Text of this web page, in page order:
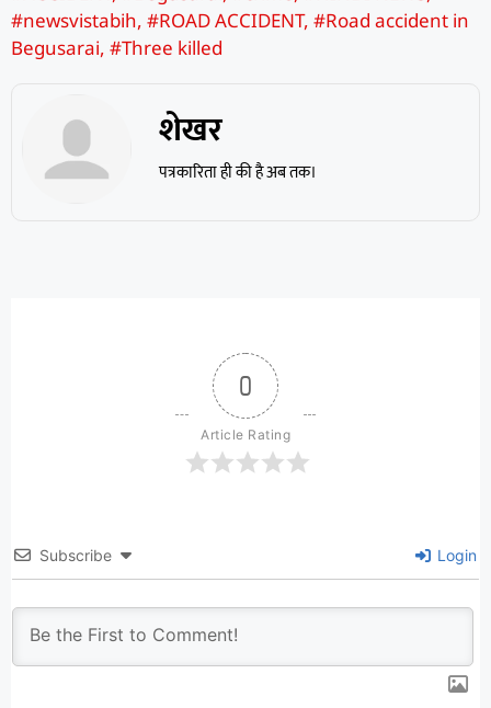
#newsvistabih, #ROAD ACCIDENT, #Road accident in
Begusarai, #Three killed
शेखर
पत्रकारिता ही की है अब तक।
0
Article Rating
Subscribe Login